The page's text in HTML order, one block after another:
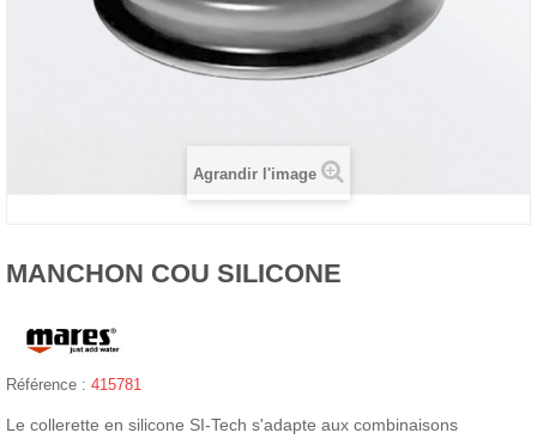
Agrandir l'image
MANCHON COU SILICONE
Référence : 415781
Le collerette en silicone SI-Tech s'adapte aux combinaisons